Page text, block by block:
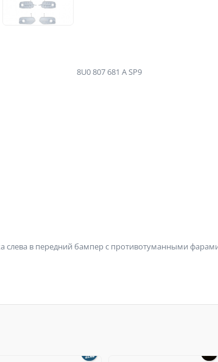
8U0 807 681 A SP9
слева в передний бампер с противотуманными